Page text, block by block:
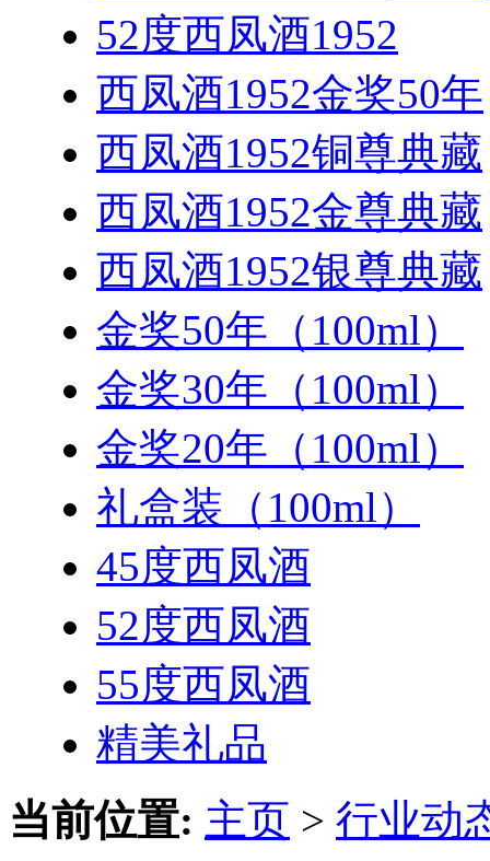
52度西凤酒1952
西凤酒1952金奖50年
西凤酒1952铜尊典藏
西凤酒1952金尊典藏
西凤酒1952银尊典藏
金奖50年（100ml）
金奖30年（100ml）
金奖20年（100ml）
礼盒装（100ml）
45度西凤酒
52度西凤酒
55度西凤酒
精美礼品
当前位置: 主页 > 行业动